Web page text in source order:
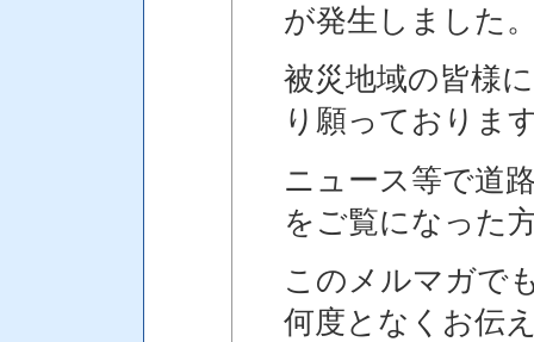
が発生しました
被災地域の皆様
り願っておりま
ニュース等で道
をご覧になった
このメルマガで
何度となくお伝